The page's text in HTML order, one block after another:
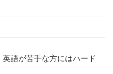
語が苦手な方にはハード